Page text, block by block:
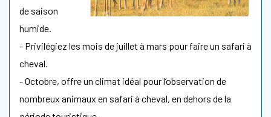
de saison
humide.
- Privilégiez les mois de juillet à mars pour faire un safari à
cheval.
- Octobre, offre un climat idéal pour l’observation de
nombreux animaux en safari à cheval, en dehors de la